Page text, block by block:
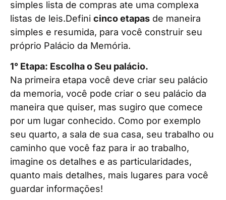
simples lista de compras ate uma complexa
listas de leis.Defini cinco etapas de maneira
simples e resumida, para você construir seu
próprio Palácio da Memória.
1° Etapa: Escolha o Seu palácio.
Na primeira etapa você deve criar seu palácio
da memoria, você pode criar o seu palácio da
maneira que quiser, mas sugiro que comece
por um lugar conhecido. Como por exemplo
seu quarto, a sala de sua casa, seu trabalho ou
caminho que você faz para ir ao trabalho,
imagine os detalhes e as particularidades,
quanto mais detalhes, mais lugares para você
guardar informações!